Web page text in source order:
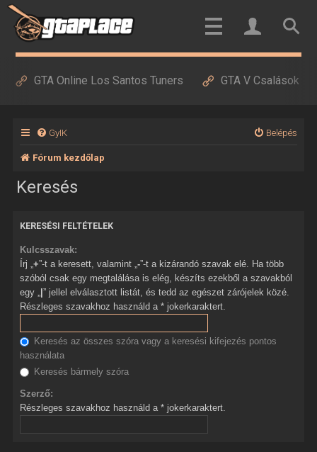
GTA Online Los Santos Tuners GTA V Csalások
GyIK Belépés
Fórum kezdőlap
Keresés
KERESÉSI FELTÉTELEK
Kulcsszavak:
Írj „ +”-t a keresett, valamint „ -”-t a kizárandó szavak elé. Ha több
szóból csak egy megtalálása is elég, készíts ezekből a szavakból
egy „ |” jellel elválasztott listát, és tedd az egészet zárójelek közé.
Részleges szavakhoz használd a * jokerkaraktert.
Keresés az összes szóra vagy a keresési kifejezés pontos
használata
Keresés bármely szóra
Szerző:
Részleges szavakhoz használd a * jokerkaraktert.